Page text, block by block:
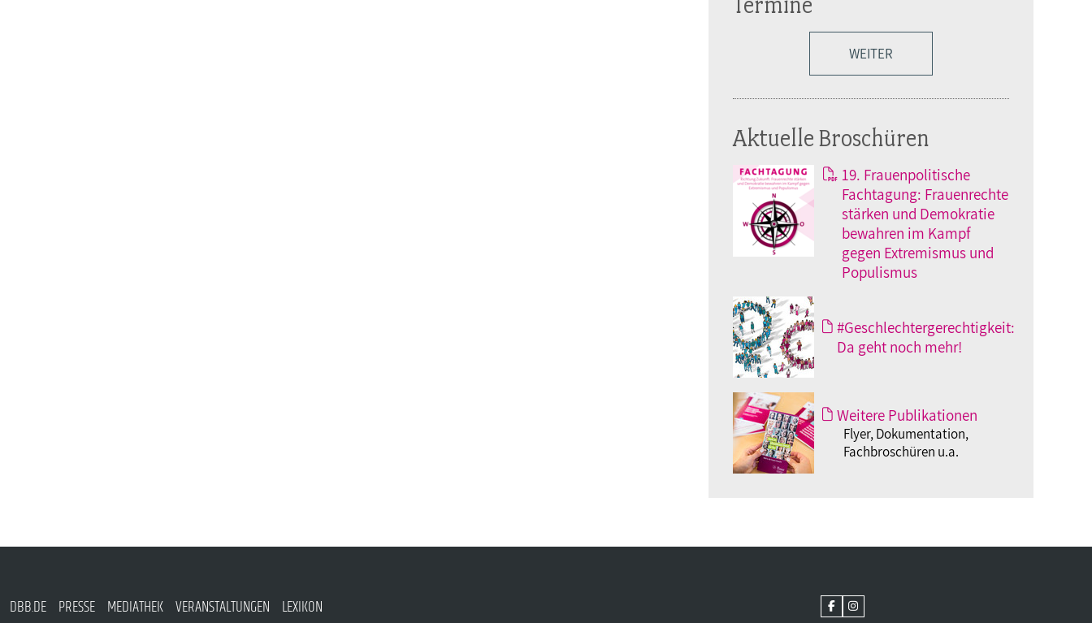
WEITER
Aktuelle Broschüren
19. Frauenpolitische
Fachtagung: Frauenrechte
stärken und Demokratie
bewahren im Kampf
gegen Extremismus und
Populismus
#Geschlechtergerechtigkeit:
Da geht noch mehr!
Weitere Publikationen
Flyer, Dokumentation,
Fachbroschüren u.a.
DBB.DE PRESSE MEDIATHEK VERANSTALTUNGEN LEXIKON